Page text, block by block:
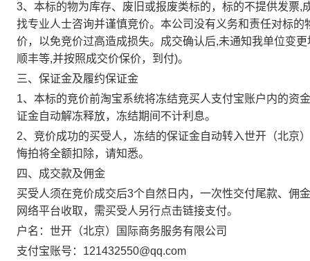
3、本标的物为库存、废旧或报废类标的，标的不提供发票
找专业人士咨询并谨慎竞价。本公司没有义务和责任对标
价，以免竞价过高造成损失。成交确认后,未通知我单位变
顺丰等,并按照成交价保价，到付)。
三、保证金及履约保证金
1、本标的竞价前淘宝系统将冻结竞买人支付宝账户内的资
证金自动解冻释放，冻结期间不计利息。
2、竞价成功的买受人，冻结的保证金自动转入世开（北京
悔拍将全额扣除，请知悉。
四、成交款及佣金
买受人须在竞价成交后3个自然日内，一次性交付尾款、佣
网络平台收取，需买受人另行点击链接支付。
户名：世开（北京）国际商务服务有限公司
支付宝账号：121432550@qq.com